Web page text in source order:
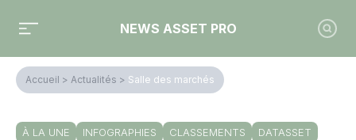
NEWS ASSET PRO
Accueil > Actualités > Salle des marchés
À LA UNE INFOGRAPHIES CLASSEMENTS DATASSET